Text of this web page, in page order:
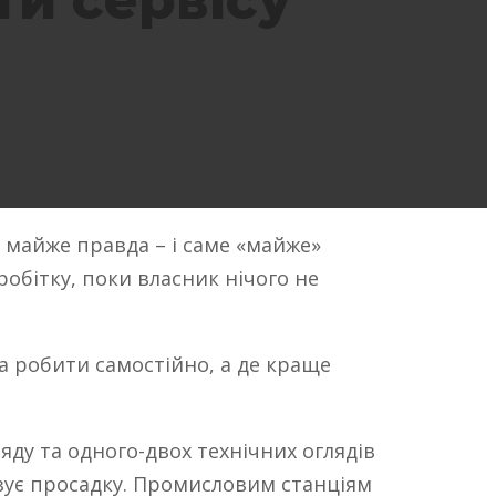
майже правда – і саме «майже»
поки власник нічого не
робити самостійно, а де краще
та одного-двох технічних оглядів
просадку. Промисловим станціям